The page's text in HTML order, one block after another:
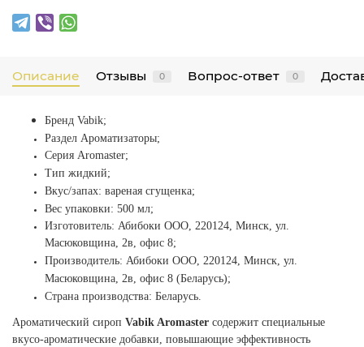
Описание Отзывы 0 Вопрос-ответ 0
Бренд Vabik;
Раздел Ароматизаторы;
Серия Aromaster;
Тип жидкий;
Вкус/запах: вареная сгущенка;
Вес упаковки: 500 мл;
Изготовитель: Абибоки ООО, 220124, Минск, ул.
Масюковщина, 2в, офис 8;
Производитель: Абибоки ООО, 220124, Минск, ул.
Масюковщина, 2в, офис 8 (Беларусь);
Страна производства: Беларусь.
Ароматический сироп Vabik Aromaster содержит специальные
вкусо-ароматические добавки, повышающие эффективность